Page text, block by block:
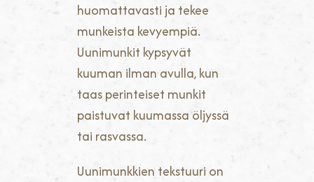
huomattavasti ja tekee
munkeista kevyempiä.
Uunimunkit kypsyvät
kuuman ilman avulla, kun
taas perinteiset munkit
paistuvat kuumassa öljyssä
tai rasvassa.
Uunimunkkien tekstuuri on